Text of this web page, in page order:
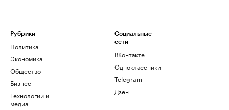
Рубрики
Политика
Экономика
Общество
Бизнес
Технологии и
медиа
Социальные
сети
ВКонтакте
Одноклассники
Telegram
Дзен